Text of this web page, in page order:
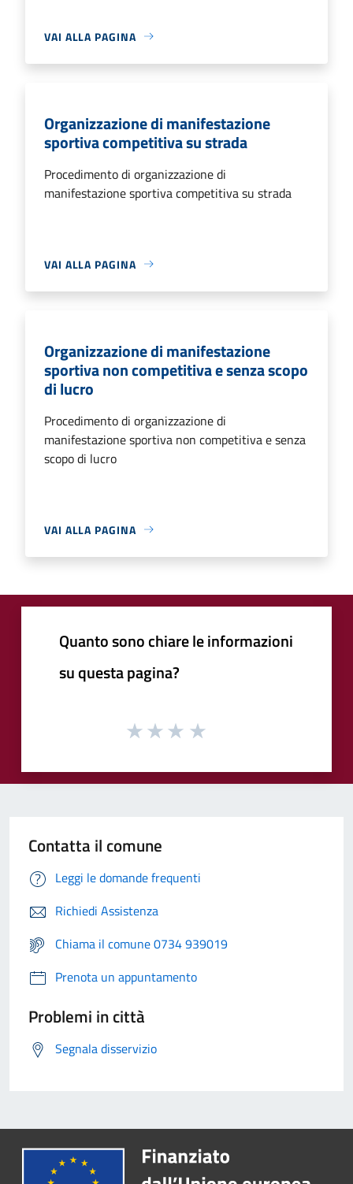
VAI ALLA PAGINA
Organizzazione di manifestazione
sportiva competitiva su strada
Procedimento di organizzazione di
manifestazione sportiva competitiva su strada
VAI ALLA PAGINA
Organizzazione di manifestazione
sportiva non competitiva e senza scopo
di lucro
Procedimento di organizzazione di
manifestazione sportiva non competitiva e senza
scopo di lucro
VAI ALLA PAGINA
Quanto sono chiare le informazioni
su questa pagina?
Contatta il comune
Leggi le domande frequenti
Richiedi Assistenza
Chiama il comune 0734 939019
Prenota un appuntamento
Problemi in città
Segnala disservizio